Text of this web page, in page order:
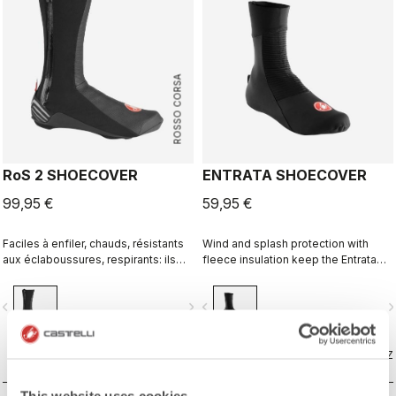
ROSSO CORSA
RoS 2 SHOECOVER
99,95 €
Faciles à enfiler, chauds, résistants
aux éclaboussures, respirants: ils
chaussures polyvalents et
performants.
navigate_next
ENTRATA SHOECOVER
59,95 €
Wind and splash protection with
fleece insulation keep the Entrata
warm.
navigate_before
COMPAREZ